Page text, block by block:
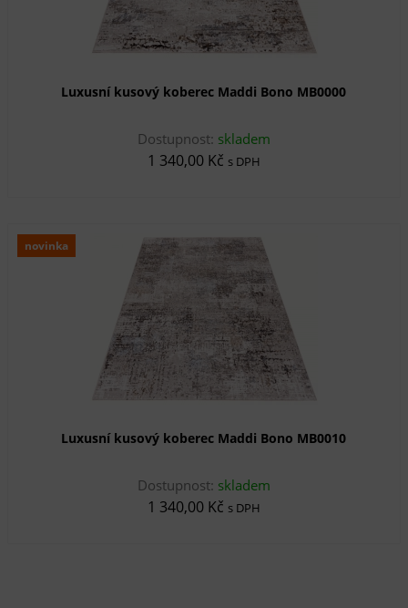
Luxusní kusový koberec Maddi Bono MB0000
Dostupnost: skladem
1 340,00 Kč s DPH
novinka
Luxusní kusový koberec Maddi Bono MB0010
Dostupnost: skladem
1 340,00 Kč s DPH